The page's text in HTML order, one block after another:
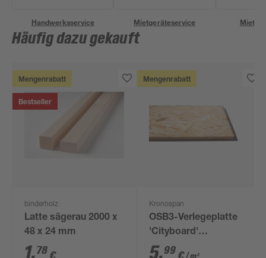
Handwerksservice Mietgeräteservice
Häufig dazu gekauft
Mengenrabatt
Bestseller
binderholz
Latte sägerau 2000 x
48 x 24 mm
1,78
Mengenrabatt
Kronospan
OSB3-Verlegeplatte
'Cityboard'
ungeschliffen 1690 x
5,99